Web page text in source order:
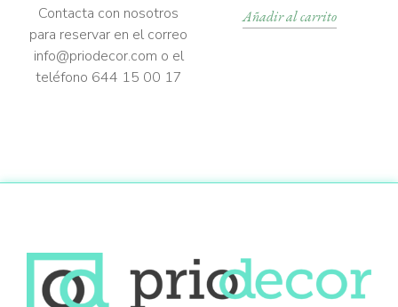
Contacta con nosotros
para reservar en el correo
info@priodecor.com o el
teléfono 644 15 00 17
Añadir al carrito